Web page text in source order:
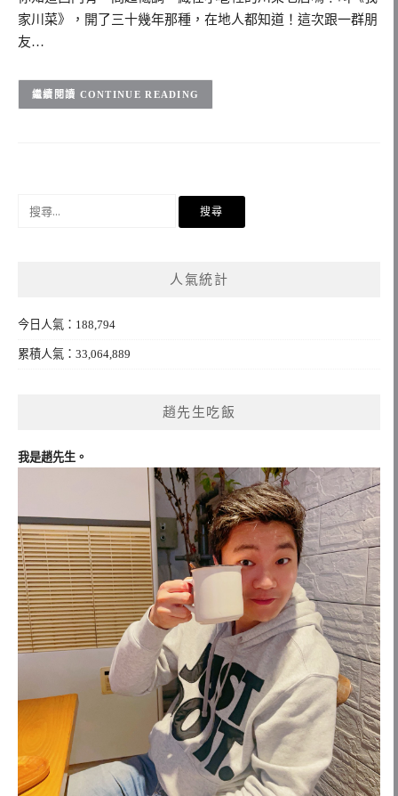
家川菜》，開了三十幾年那種，在地人都知道！這次跟一群朋
友…
CONTINUE READING
人氣統計
今日人氣：188,794
累積人氣：33,064,889
趙先生吃飯
我是趙先生。